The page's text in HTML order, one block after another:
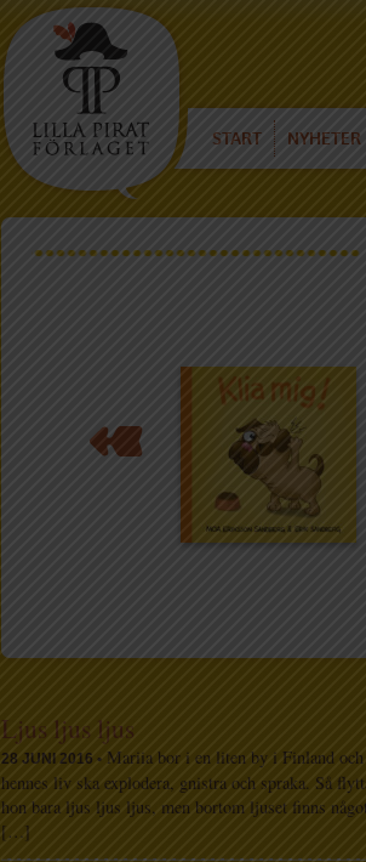
START NYHETER
Ljus ljus ljus
28 JUNI 2016 • Mariia bor i en liten by i Finland
hennes liv ska explodera, gnistra och spraka. Så
hon bara ljus ljus ljus, men bortom ljuset finns
[…]